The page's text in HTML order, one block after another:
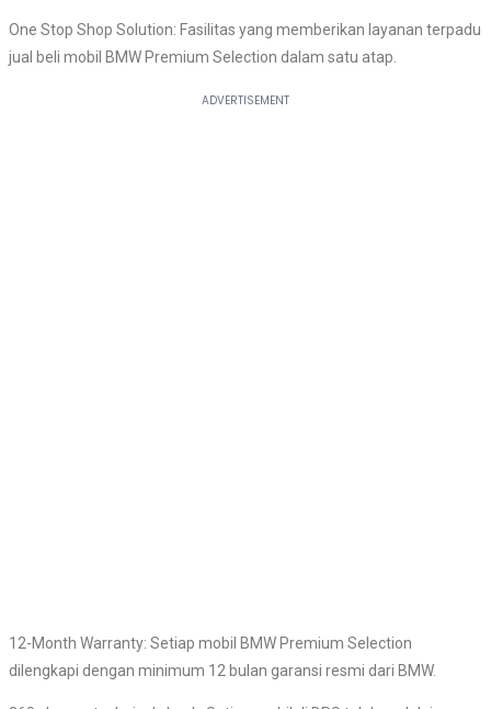
One Stop Shop Solution: Fasilitas yang memberikan layanan terpadu
jual beli mobil BMW Premium Selection dalam satu atap.
12-Month Warranty: Setiap mobil BMW Premium Selection
dilengkapi dengan minimum 12 bulan garansi resmi dari BMW.